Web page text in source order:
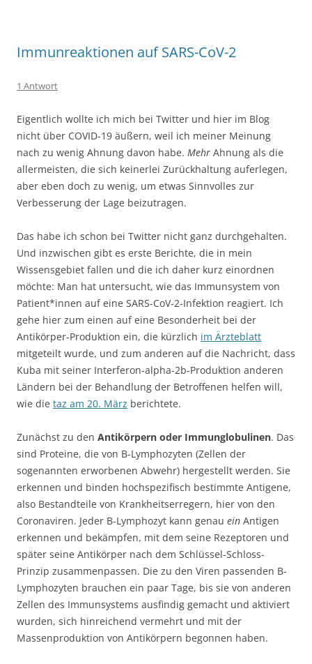
Immunreaktionen auf SARS-CoV-2
1 Antwort
Eigentlich wollte ich mich bei Twitter und hier im Blog
nicht über COVID-19 äußern, weil ich meiner Meinung
nach zu wenig Ahnung davon habe. Mehr Ahnung als die
allermeisten, die sich keinerlei Zurückhaltung auferlegen,
aber eben doch zu wenig, um etwas Sinnvolles zur
Verbesserung der Lage beizutragen.
Das habe ich schon bei Twitter nicht ganz durchgehalten.
Und inzwischen gibt es erste Berichte, die in mein
Wissensgebiet fallen und die ich daher kurz einordnen
möchte: Man hat untersucht, wie das Immunsystem von
Patient*innen auf eine SARS-CoV-2-Infektion reagiert. Ich
gehe hier zum einen auf eine Besonderheit bei der
Antikörper-Produktion ein, die kürzlich im Ärzteblatt
mitgeteilt wurde, und zum anderen auf die Nachricht, dass
Kuba mit seiner Interferon-alpha-2b-Produktion anderen
Ländern bei der Behandlung der Betroffenen helfen will,
wie die taz am 20. März berichtete.
Zunächst zu den Antikörpern oder Immunglobulinen. Das
sind Proteine, die von B-Lymphozyten (Zellen der
sogenannten erworbenen Abwehr) hergestellt werden. Sie
erkennen und binden hochspezifisch bestimmte Antigene,
also Bestandteile von Krankheitserregern, hier von den
Coronaviren. Jeder B-Lymphozyt kann genau ein Antigen
erkennen und bekämpfen, mit dem seine Rezeptoren und
später seine Antikörper nach dem Schlüssel-Schloss-
Prinzip zusammenpassen. Die zu den Viren passenden B-
Lymphozyten brauchen ein paar Tage, bis sie von anderen
Zellen des Immunsystems ausfindig gemacht und aktiviert
wurden, sich hinreichend vermehrt und mit der
Massenproduktion von Antikörpern begonnen haben.